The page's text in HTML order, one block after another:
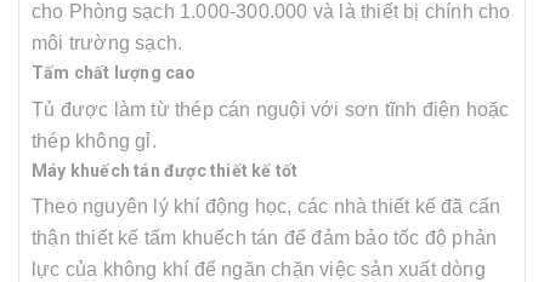
cho Phòng sạch 1.000-300.000 và là thiết bị chính cho
môi trường sạch.
Tấm chất lượng cao
Tủ được làm từ thép cán nguội với sơn tĩnh điện hoặc
thép không gỉ.
Máy khuếch tán được thiết kế tốt
Theo nguyên lý khí động học, các nhà thiết kế đã cẩn
thận thiết kế tấm khuếch tán để đảm bảo tốc độ phản
lực của không khí để ngăn chặn việc sản xuất dòng